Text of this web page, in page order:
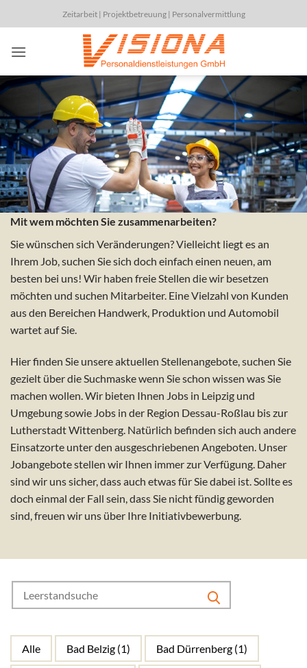
Inhalt
Zeitarbeit | Projektbetreuung | Personalvermittlung
Mit wem möchten Sie zusammenarbeiten?
Sie wünschen sich Veränderungen? Vielleicht liegt es an
Ihrem Job, suchen Sie sich doch einfach einen neuen, am
besten bei uns! Wir haben freie Stellen die wir besetzen
möchten und suchen Mitarbeiter. Eine Vielzahl von Kunden
aus den Bereichen Handwerk, Produktion und Automobil
wartet auf Sie.
Hier finden Sie unsere aktuellen Stellenangebote, suchen Sie
gezielt über die Suchmaske wenn Sie schon wissen was Sie
machen wollen. Wir bieten Ihnen Jobs in Leipzig und
Umgebung sowie Jobs in der Region Dessau-Roßlau bis zur
Lutherstadt Wittenberg. Natürlich befinden sich auch andere
Einsatzorte unter den ausgeschriebenen Angeboten. Unser
Jobangebote stellen wir Ihnen immer zur Verfügung. Daher
sind wir uns sicher, dass auch etwas für Sie dabei ist. Sollte es
doch einmal der Fall sein, dass Sie nicht fündig geworden
sind, freuen wir uns über Ihre Initiativbewerbung.
Alle Bad Belzig (1) Bad Dürrenberg (1)